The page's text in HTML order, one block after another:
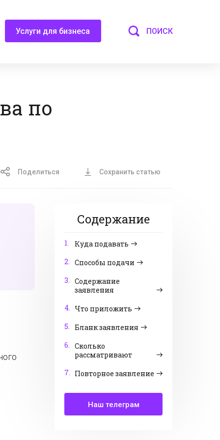
Услуги для бизнеса ПОИСК
по
Поделиться Сохранить статью
Содержание
1.
Куда подавать
2. Способы подачи
3. Содержание
заявления
4. Что приложить
5. Бланк заявления
6. Сколько
рассматривают
7. Повторное заявление
Наш телеграм